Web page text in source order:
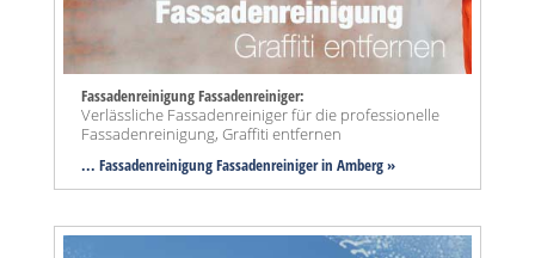
Fassadenreinigung Fassadenreiniger:
Verlässliche Fassadenreiniger für die professionelle
Fassadenreinigung, Graffiti entfernen
... Fassadenreinigung Fassadenreiniger in Amberg »